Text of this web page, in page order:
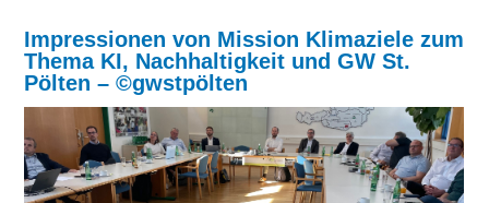
Impressionen von Mission Klimaziele zum
Thema KI, Nachhaltigkeit und GW St.
Pölten – ©gwstpölten